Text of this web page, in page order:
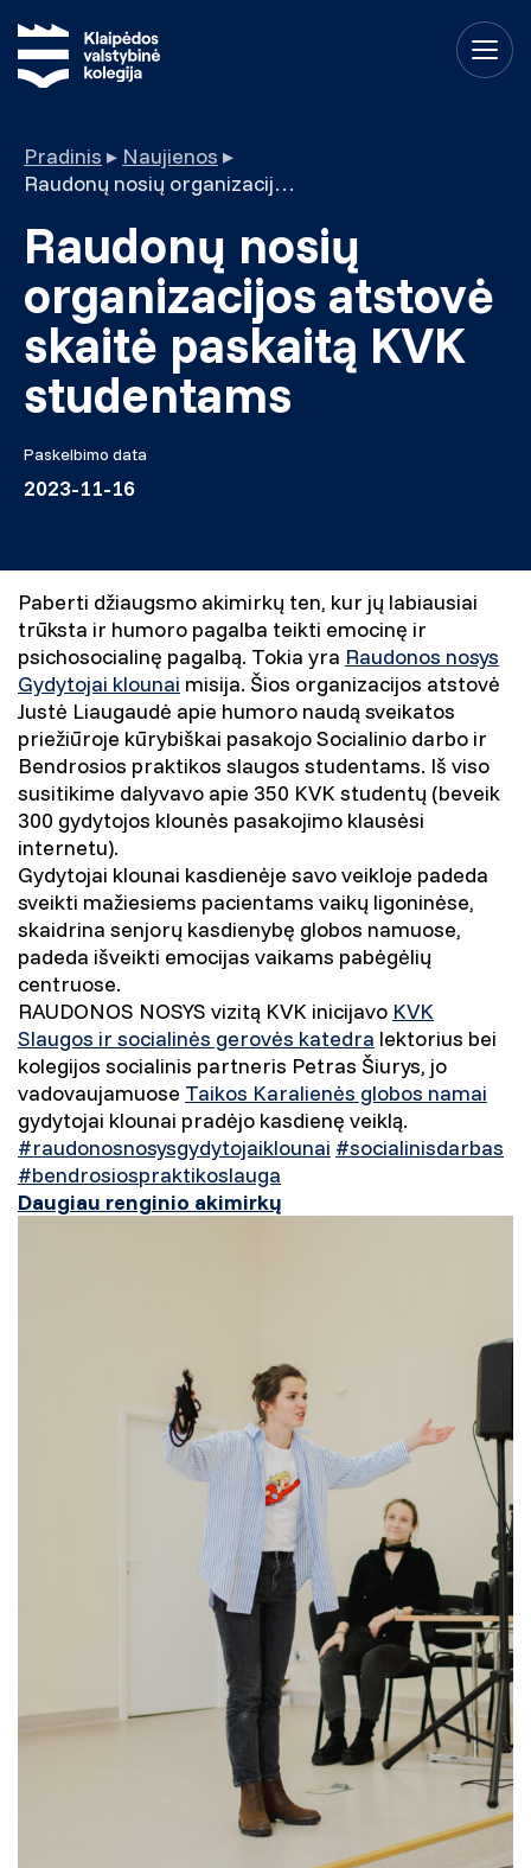
Pradinis ▸ Naujienos ▸
Raudonų nosių organizacijos atstovė skaitė paskaitą KVK studentams
Raudonų nosių
organizacijos atstovė
skaitė paskaitą KVK
studentams
Paskelbimo data
2023-11-16
Paberti džiaugsmo akimirkų ten, kur jų labiausiai
trūksta ir humoro pagalba teikti emocinę ir
psichosocialinę pagalbą. Tokia yra Raudonos nosys
Gydytojai klounai misija. Šios organizacijos atstovė
Justė Liaugaudė apie humoro naudą sveikatos
priežiūroje kūrybiškai pasakojo Socialinio darbo ir
Bendrosios praktikos slaugos studentams. Iš viso
susitikime dalyvavo apie 350 KVK studentų (beveik
300 gydytojos klounės pasakojimo klausėsi
internetu).
Gydytojai klounai kasdienėje savo veikloje padeda
sveikti mažiesiems pacientams vaikų ligoninėse,
skaidrina senjorų kasdienybę globos namuose,
padeda išveikti emocijas vaikams pabėgėlių
centruose.
RAUDONOS NOSYS vizitą KVK inicijavo KVK
Slaugos ir socialinės gerovės katedra lektorius bei
kolegijos socialinis partneris Petras Šiurys, jo
vadovaujamuose Taikos Karalienės globos namai
gydytojai klounai pradėjo kasdienę veiklą.
#raudonosnosysgydytojaiklounai #socialinisdarbas
#bendrosiospraktikoslauga
Daugiau renginio akimirkų